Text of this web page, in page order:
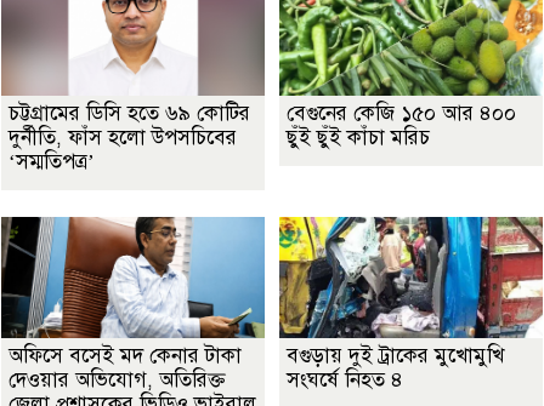
চট্টগ্রামের ডিসি হতে ৬৯ কোটির
দুর্নীতি, ফাঁস হলো উপসচিবের
‘সম্মতিপত্র’
বেগুনের কেজি ১৫০ আর ৪০০
ছুঁই ছুঁই কাঁচা মরিচ
অফিসে বসেই মদ কেনার টাকা
দেওয়ার অভিযোগ, অতিরিক্ত
বগুড়ায় দুই ট্রাকের মুখোমুখি
সংঘর্ষে নিহত ৪